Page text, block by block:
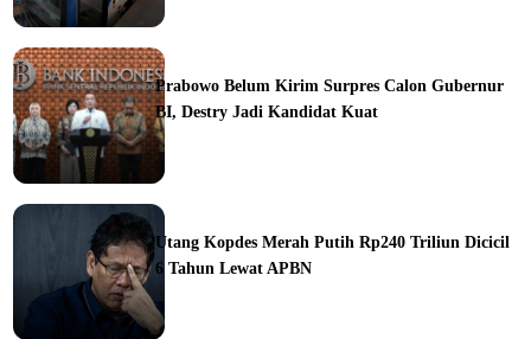
Prabowo Belum Kirim Surpres Calon Gubernur
BI, Destry Jadi Kandidat Kuat
Utang Kopdes Merah Putih Rp240 Triliun Dicicil
6 Tahun Lewat APBN